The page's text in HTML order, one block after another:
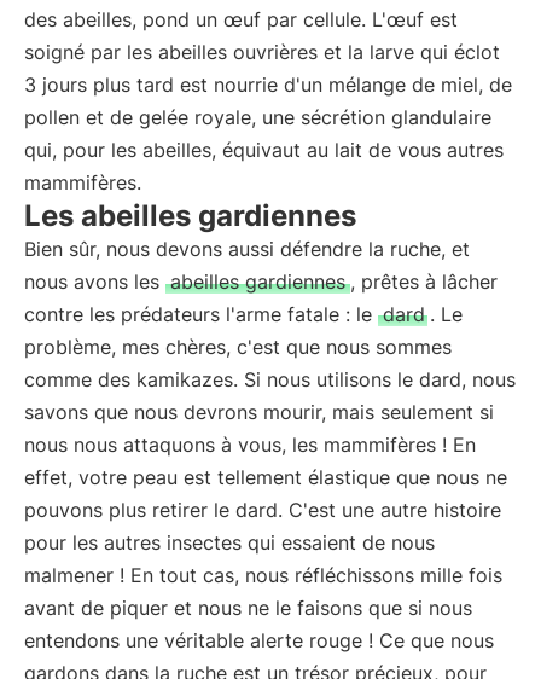
des abeilles, pond un œuf par cellule. L'œuf est
soigné par les abeilles ouvrières et la larve qui éclot
3 jours plus tard est nourrie d'un mélange de miel, de
pollen et de gelée royale, une sécrétion glandulaire
qui, pour les abeilles, équivaut au lait de vous autres
mammifères.
Les abeilles gardiennes
Bien sûr, nous devons aussi défendre la ruche, et
nous avons les abeilles gardiennes , prêtes à lâcher
contre les prédateurs l'arme fatale : le dard . Le
problème, mes chères, c'est que nous sommes
comme des kamikazes. Si nous utilisons le dard, nous
savons que nous devrons mourir, mais seulement si
nous nous attaquons à vous, les mammifères ! En
effet, votre peau est tellement élastique que nous ne
pouvons plus retirer le dard. C'est une autre histoire
pour les autres insectes qui essaient de nous
malmener ! En tout cas, nous réfléchissons mille fois
avant de piquer et nous ne le faisons que si nous
entendons une véritable alerte rouge ! Ce que nous
gardons dans la ruche est un trésor précieux, pour